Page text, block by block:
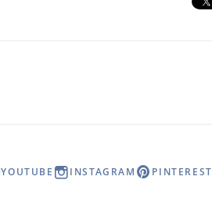
YOUTUBE INSTAGRAM PINTEREST